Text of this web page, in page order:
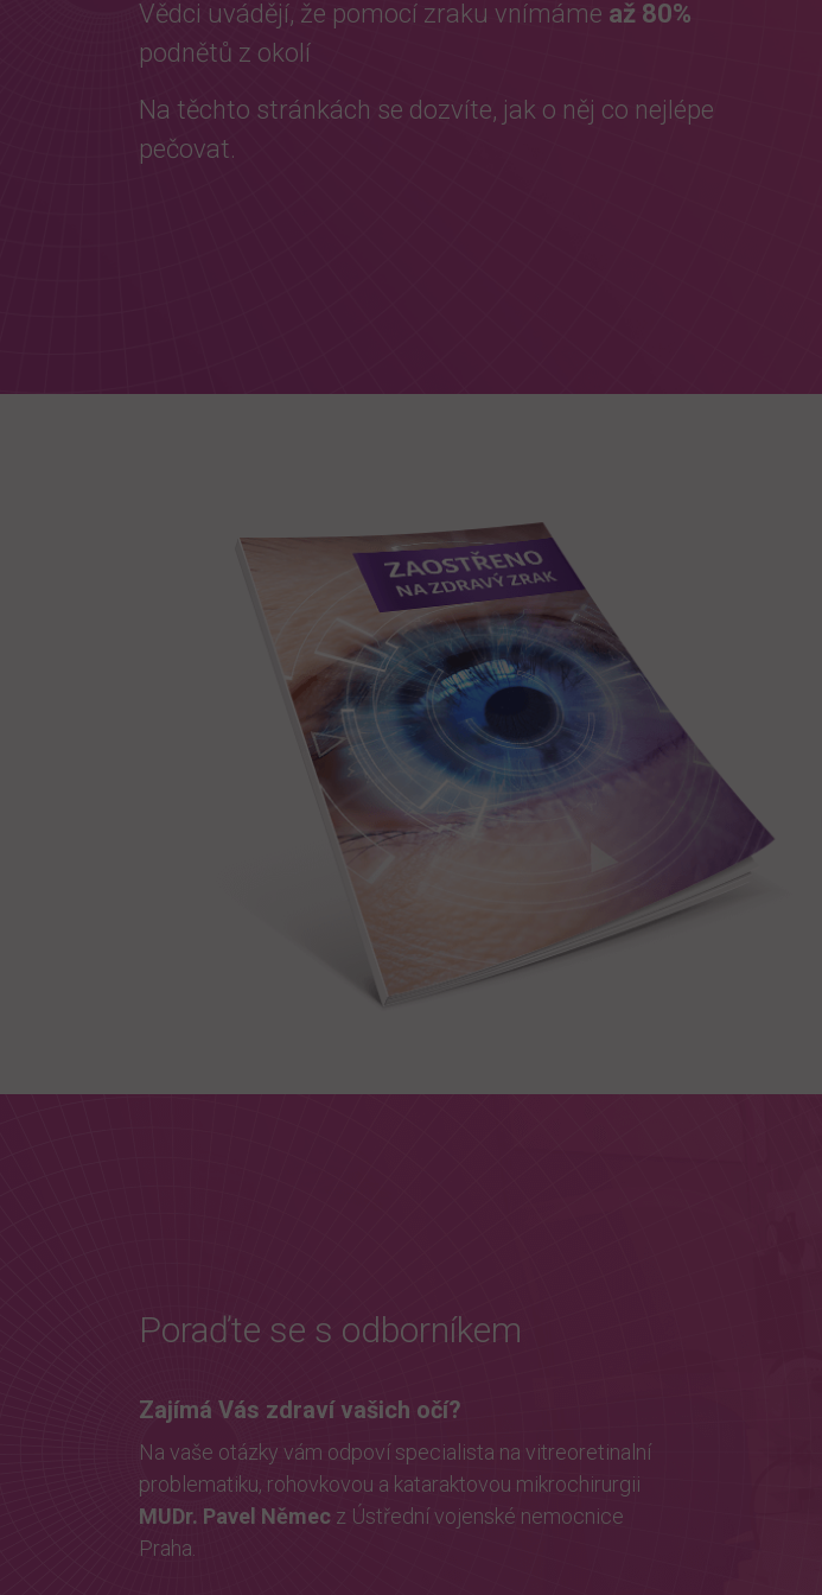
Vědci uvádějí, že pomocí zraku vnímáme až 80%
podnětů z okolí
Na těchto stránkách se dozvíte, jak o něj co nejlépe
pečovat.
Poraďte se s odborníkem
Zajímá Vás zdraví vašich očí?
Na vaše otázky vám odpoví specialista na vitreoretinalní
problematiku, rohovkovou a kataraktovou mikrochirurgii
MUDr. Pavel Němec z Ústřední vojenské nemocnice
Praha.